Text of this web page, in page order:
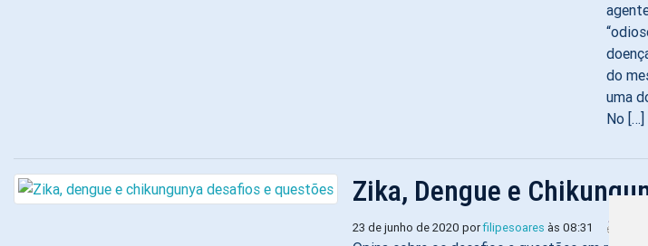
do
uma
No […]
Zika, Dengue e
23 de junho de 2020 porfilipesoares às 08:31